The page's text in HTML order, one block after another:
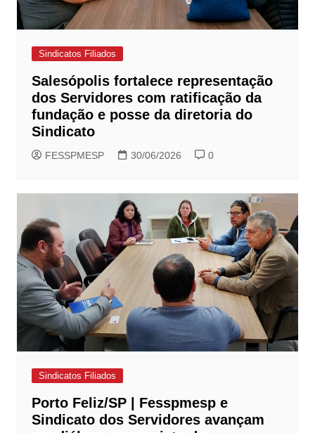
Sindicatos Filiados
Salesópolis fortalece representação
dos Servidores com ratificação da
fundação e posse da diretoria do
Sindicato
FESSPMESP 30/06/2026 0
Sindicatos Filiados
Porto Feliz/SP | Fesspmesp e
Sindicato dos Servidores avançam